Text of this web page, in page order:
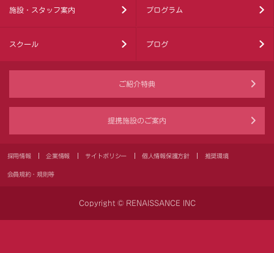
施設・スタッフ案内 プログラム
スクール ブログ
ご紹介特典
提携施設のご案内
採用情報 企業情報 サイトポリシー 個人情報保護方針 推奨環境
会員規約・規則等
Copyright © RENAISSANCE INC